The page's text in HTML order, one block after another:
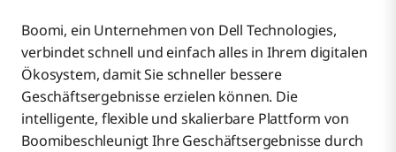
Boomi, ein Unternehmen von Dell Technologies,
verbindet schnell und einfach alles in Ihrem digitalen
Ökosystem, damit Sie schneller bessere
Geschäftsergebnisse erzielen können. Die
intelligente, flexible und skalierbare Plattform von
Boomibeschleunigt Ihre Geschäftsergebnisse durch